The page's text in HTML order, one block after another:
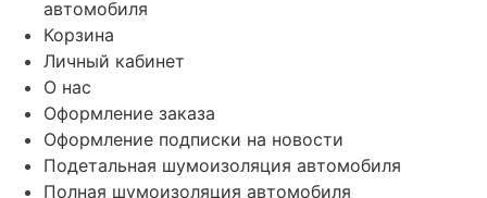
автомобиля
Корзина
Личный кабинет
О нас
Оформление заказа
Оформление подписки на новости
Подетальная шумоизоляция автомобиля
Полная шумоизоляция автомобиля